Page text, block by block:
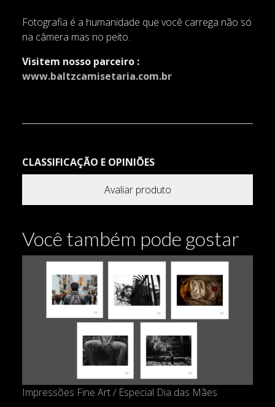
Fotografia é a humanidade que você carrega não só
na câmera mas no peito.
Visitem nosso parceiro :
www.baltzcamisetaria.com.br
CLASSIFICAÇÃO E OPINIÕES
Avaliar produto
Você também pode gostar
Impressões Fine Art / Especial Dia das Mães